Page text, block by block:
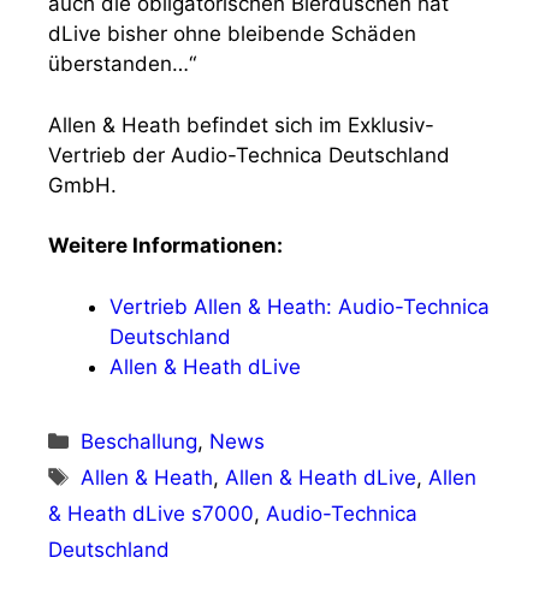
dLive bisher ohne bleibende Schäden
überstanden…“
Allen & Heath befindet sich im Exklusiv-
Vertrieb der Audio-Technica Deutschland
GmbH.
Weitere Informationen:
Vertrieb Allen & Heath: Audio-Technica
Deutschland
Allen & Heath dLive
Kategorien
Beschallung, News
Schlagwörter
Allen & Heath, Allen & Heath dLive, Allen
& Heath dLive s7000, Audio-Technica
Deutschland